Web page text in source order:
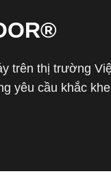
trên thị trường
yêu cầu khắc